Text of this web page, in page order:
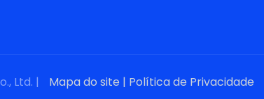
Ltd. | Mapa do site | Política de Privacidade